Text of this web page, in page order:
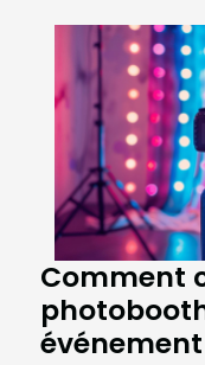
Comment
événement